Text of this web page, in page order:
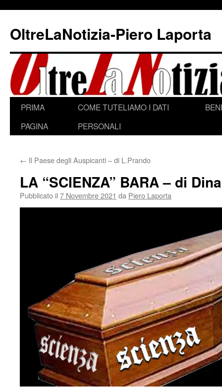
contenuto
OltreLaNotizia-Piero Laporta
PRIMA
PAGINA
COME TUTELIAMO I DATI
PERSONALI
← Il Paese degli Auspicanti – di L.Prando
LA “SCIENZA” BARA – di
Pubblicato il 7 Novembre 2021 da Piero Laporta